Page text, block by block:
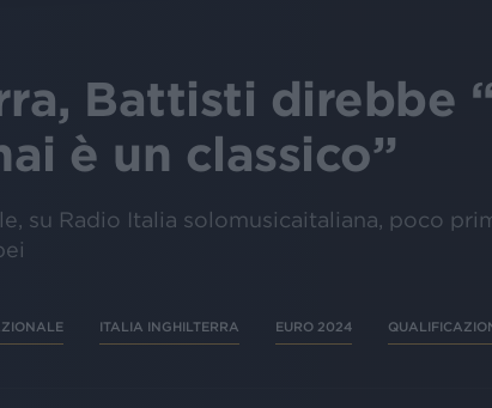
Battisti direbbe
è un classico”
su Radio Italia solomusicaitaliana, poco
ITALIA INGHILTERRA EURO 2024